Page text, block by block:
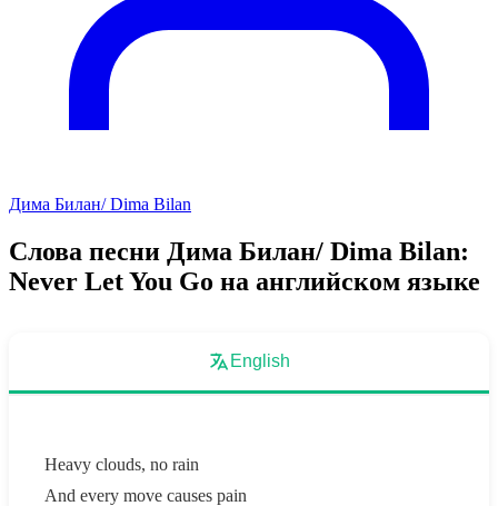
Дима Билан/ Dima Bilan
Слова песни Дима Билан/ Dima Bilan:
Never Let You Go на английском языке
English
Heavy clouds, no rain
And every move causes pain